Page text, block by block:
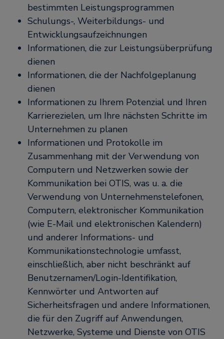
bestimmten Leistungsprogrammen
Schulungs-, Weiterbildungs- und
Entwicklungsaufzeichnungen
Informationen, die zur Leistungsüberprüfung
dienen
Informationen, die der Nachfolgeplanung
dienen
Informationen zu Ihrem Potenzial und Ihren
Karrierezielen, um Ihre nächsten Schritte im
Unternehmen zu planen
Informationen und Protokolle im
Zusammenhang mit der Verwendung von
Computern und Netzwerken sowie der
Kommunikation bei OTIS, was u. a. die
Verwendung von Unternehmenstelefonen,
Computern, elektronischer Kommunikation
(wie E-Mail und elektronischen Kalendern)
und anderer Informations- und
Kommunikationstechnologie umfasst,
einschließlich, aber nicht beschränkt auf
Benutzernamen/Login-Identifikation,
Kennwörter und Antworten auf
Sicherheitsfragen und andere Informationen,
die für den Zugriff auf Anwendungen,
Netzwerke, Systeme und Dienste von OTIS